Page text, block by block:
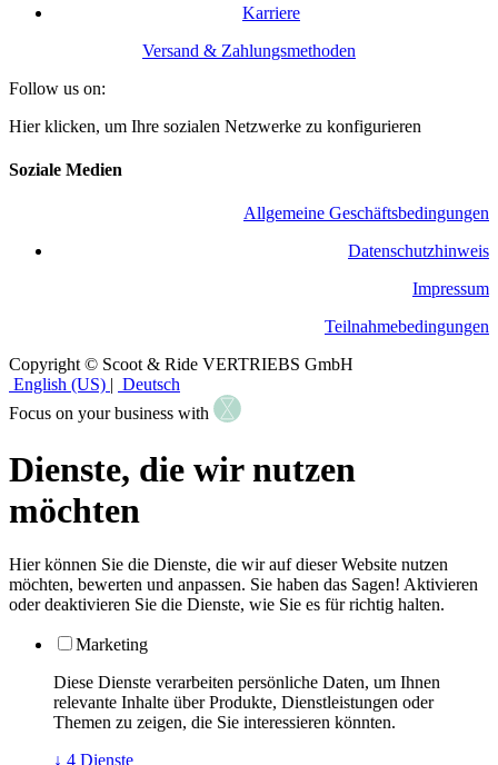
Karriere
Versand & Zahlungsmethoden
Follow us on:
Hier klicken, um Ihre sozialen Netzwerke zu konfigurieren
Soziale Medien
Allgemeine Geschäftsbedingungen
​Datenschutzhinweis
Impressum
Teilnahmebedingungen
Copyright © Scoot & Ride VERTRIEBS GmbH
English (US) | Deutsch
Focus on your business with
Dienste, die wir nutzen
möchten
Hier können Sie die Dienste, die wir auf dieser Website nutzen
möchten, bewerten und anpassen. Sie haben das Sagen! Aktivieren
oder deaktivieren Sie die Dienste, wie Sie es für richtig halten.
Marketing
Diese Dienste verarbeiten persönliche Daten, um Ihnen
relevante Inhalte über Produkte, Dienstleistungen oder
Themen zu zeigen, die Sie interessieren könnten.
↓ 4 Dienste